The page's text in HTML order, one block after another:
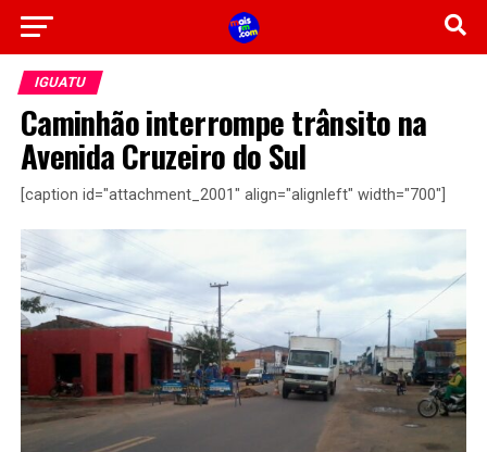
IGUATU
Caminhão interrompe trânsito na
Avenida Cruzeiro do Sul
[caption id="attachment_2001" align="alignleft" width="700"]